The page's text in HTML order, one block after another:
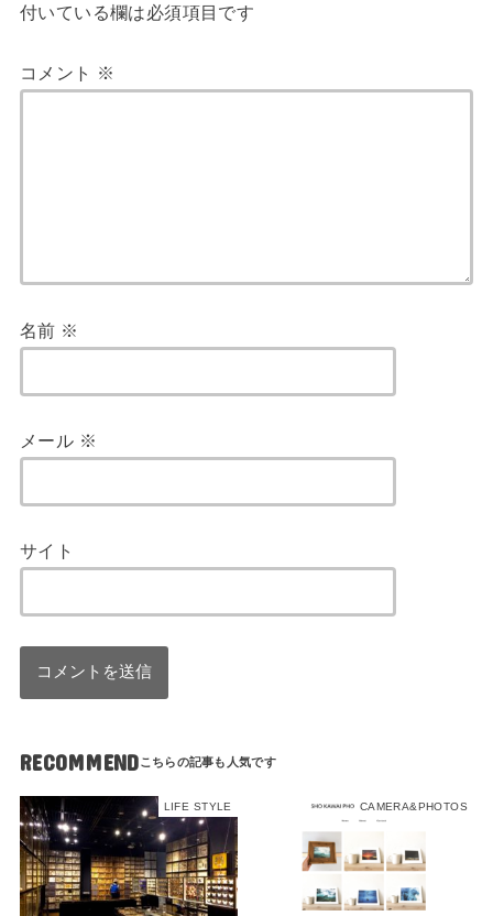
付いている欄は必須項目です
コメント ※
名前 ※
メール ※
サイト
RECOMMEND
LIFE STYLE CAMERA&PHOTOS